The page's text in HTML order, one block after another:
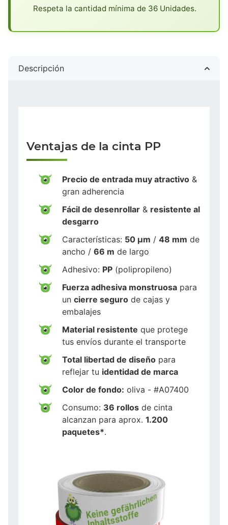
Respeta la cantidad mínima de 36 Unidades.
Descripción
Ventajas de la cinta PP
Precio de entrada muy atractivo &
gran adherencia
Fácil de desenrollar & resistente al
desgarro
Características: 50 µm / 48 mm de
ancho / 66 m de largo
Adhesivo: PP (polipropileno)
Fuerza adhesiva monstruosa para
un cierre seguro de cajas y
embalajes
Material resistente que protege
tus envíos durante el transporte
Total libertad de diseño para
reflejar tu identidad de marca
Color de fondo: oliva - #A07400
Consumo: 36 rollos de cinta
alcanzan para aprox. 1.200
paquetes*.